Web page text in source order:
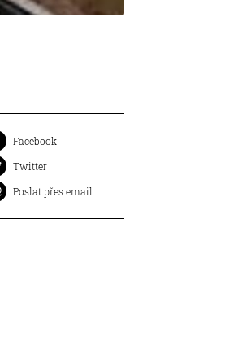
Facebook
Twitter
Poslat přes email